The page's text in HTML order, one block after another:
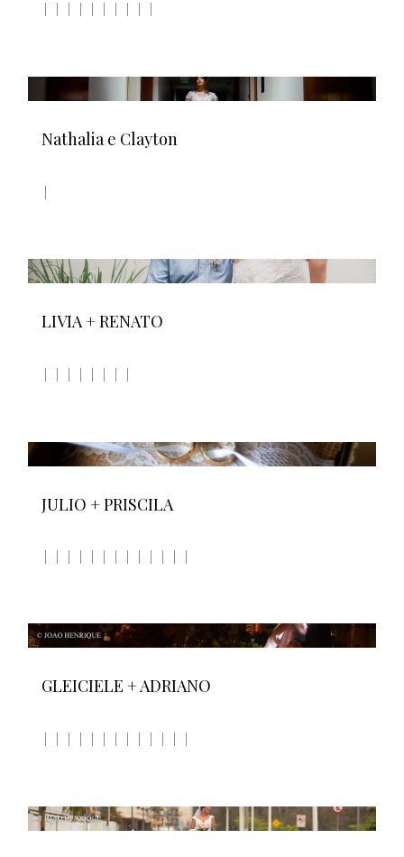
Nathalia e Clayton
LIVIA + RENATO
JULIO + PRISCILA
GLEICIELE + ADRIANO